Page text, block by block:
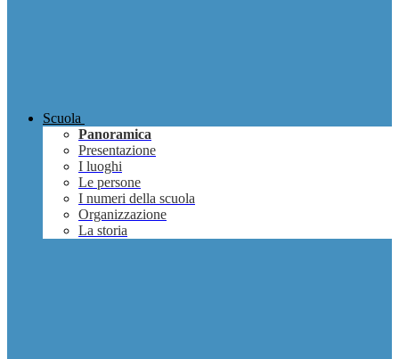
Scuola
Panoramica
Presentazione
I luoghi
Le persone
I numeri della scuola
Organizzazione
La storia